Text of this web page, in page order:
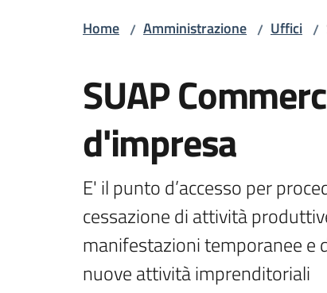
Home / Amministrazione / Uffici /
SUAP
d'impresa
E' il punto d’accesso per
cessazione di attività
manifestazioni temporanee e
nuove attività imprenditoriali